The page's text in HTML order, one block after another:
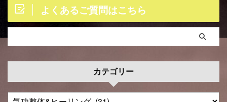
よくあるご質問はこちら
カテゴリー